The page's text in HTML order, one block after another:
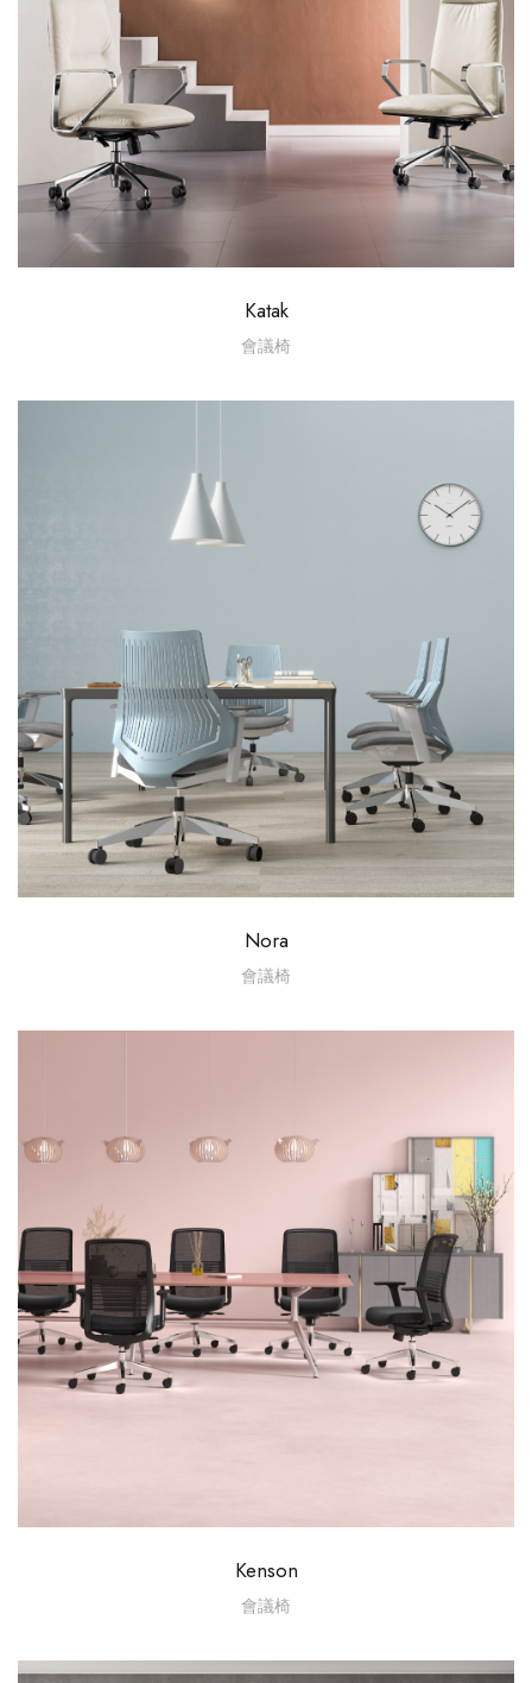
Katak
會議椅
Nora
會議椅
Kenson
會議椅